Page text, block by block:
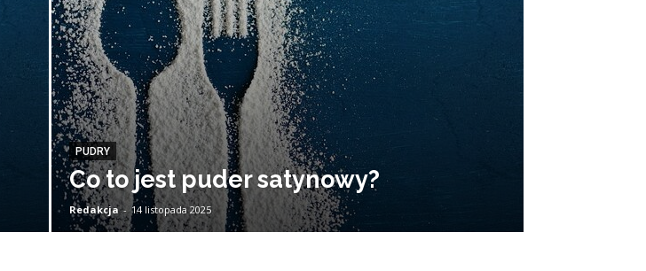
PUDRY
Co to jest puder satynowy?
Redakcja - 14 listopada 2025